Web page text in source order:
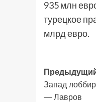
935 млн
турецкое
млрд евро.
записи
Запад
— Лавров